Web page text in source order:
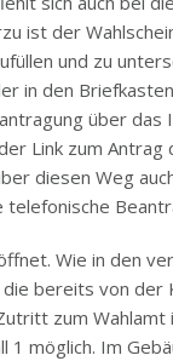
ist der
und zu
in den
über
Link zum Antrag
diesen Weg
Wie in den
bereits von der
zum Wahlamt
möglich. Im